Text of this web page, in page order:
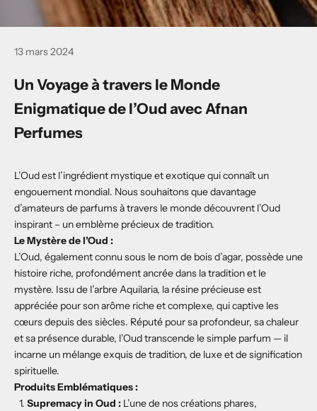
13 mars 2024
Un Voyage à travers le Monde
Enigmatique de l’Oud avec Afnan
Perfumes
L’Oud est l’ingrédient mystique et exotique qui connaît un
engouement mondial. Nous souhaitons que davantage
d’amateurs de parfums à travers le monde découvrent l’Oud
inspirant – un emblème précieux de tradition.
Le Mystère de l’Oud :
L’Oud, également connu sous le nom de bois d’agar, possède une
histoire riche, profondément ancrée dans la tradition et le
mystère. Issu de l’arbre Aquilaria, la résine précieuse est
appréciée pour son arôme riche et complexe, qui captive les
cœurs depuis des siècles. Réputé pour sa profondeur, sa chaleur
et sa présence durable, l’Oud transcende le simple parfum — il
incarne un mélange exquis de tradition, de luxe et de signification
spirituelle.
Produits Emblématiques :
Supremacy in Oud : L’une de nos créations phares,